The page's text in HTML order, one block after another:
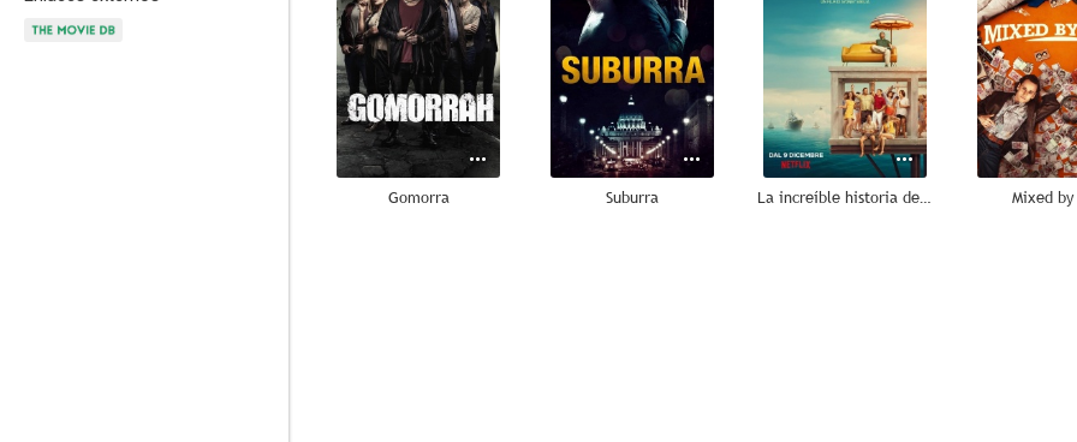
Gomorra Suburra La increíble historia de la Isla de las Rosas Mixed